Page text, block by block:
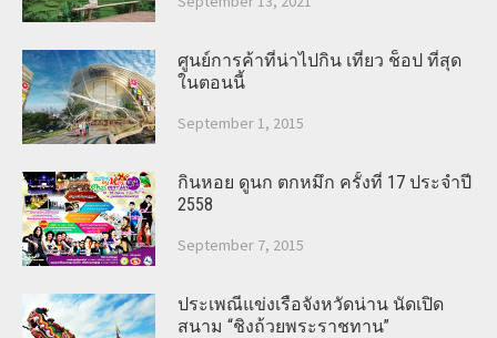
ศูนย์การค้าที่น่าไปกิน เที่ยว ช็อป ที่สุด
ในตอนนี้
September 1, 2015
กินหอย ดูนก ตกหมึก ครั้งที่ 17 ประจำปี
2558
September 7, 2015
ประเพณีแข่งเรือจังหวัดน่าน นัดเปิด
สนาม “ชิงถ้วยพระราชทาน”